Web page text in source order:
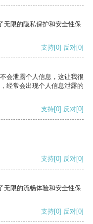
无限的隐私保护和安全性保
支持[0] 反对[0]
会泄露个人信息，这让我很
经常会出现个人信息泄露的
支持[0] 反对[0]
支持[0] 反对[0]
无限的流畅体验和安全性保
支持[0] 反对[0]